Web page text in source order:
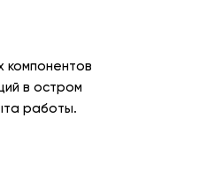
компонентов
в остром
работы.